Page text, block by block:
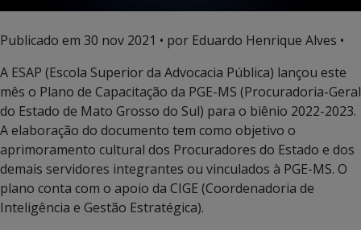
Publicado em 30 nov 2021 • por Eduardo Henrique Alves •
A ESAP (Escola Superior da Advocacia Pública) lançou este
mês o Plano de Capacitação da PGE-MS (Procuradoria-Geral
do Estado de Mato Grosso do Sul) para o biênio 2022-2023.
A elaboração do documento tem como objetivo o
aprimoramento cultural dos Procuradores do Estado e dos
demais servidores integrantes ou vinculados à PGE-MS. O
plano conta com o apoio da CIGE (Coordenadoria de
Inteligência e Gestão Estratégica).